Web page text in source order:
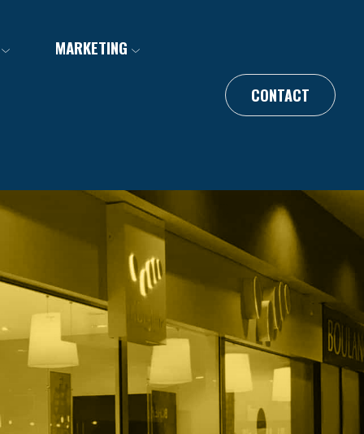
MARKETING
CONTACT